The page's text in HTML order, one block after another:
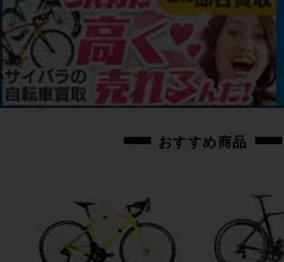
上記以外の確認とメンテナンスは行っておりません。
付属品：なし
※充電ケーブルやペダルは付属いたしません。別途ご用
画像に無いキズや汚れもございます。
※出品後に店頭にて展示しておりますので展示キズが
※ペダルなどの付属品に関しては写真に写っているもの
でご了承ください。
おすすめ商品